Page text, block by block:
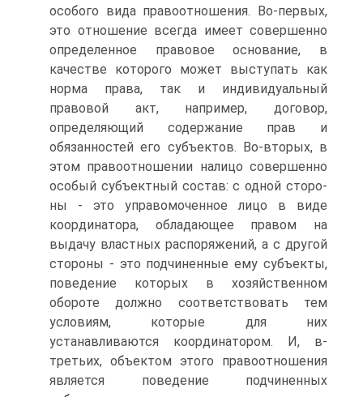
особого вида право­отношения. Во-первых,
это отношение всегда имеет совершенно
определен­ное правовое основание, в
качестве которого может выступать как
норма права, так и индивидуальный
правовой акт, например, договор,
определяю­щий содержание прав и
обязанностей его субъектов. Во-вторых, в
этом пра­воотношении налицо совершенно
особый субъектный состав: с одной сторо­
ны - это управомоченное лицо в виде
координатора, обладающее правом на
выдачу властных распоряжений, а с другой
стороны - это подчиненные ему субъекты,
поведение которых в хозяйственном
обороте должно соответство­вать тем
условиям, которые для них
устанавливаются координатором. И, в-
третьих, объектом этого правоотношения
является поведение подчиненных